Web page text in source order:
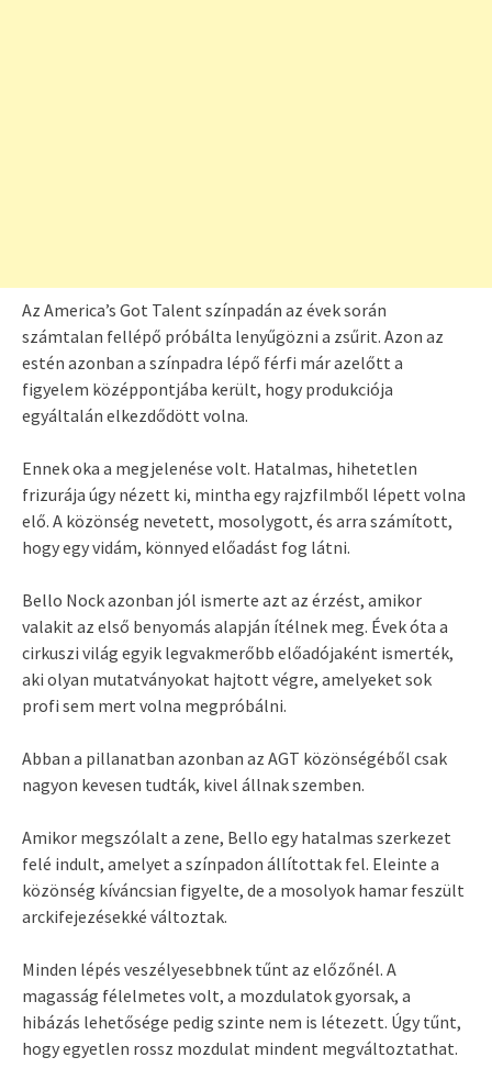
Az America’s Got Talent színpadán az évek során
számtalan fellépő próbálta lenyűgözni a zsűrit. Azon az
estén azonban a színpadra lépő férfi már azelőtt a
figyelem középpontjába került, hogy produkciója
egyáltalán elkezdődött volna.
Ennek oka a megjelenése volt. Hatalmas, hihetetlen
frizurája úgy nézett ki, mintha egy rajzfilmből lépett volna
elő. A közönség nevetett, mosolygott, és arra számított,
hogy egy vidám, könnyed előadást fog látni.
Bello Nock azonban jól ismerte azt az érzést, amikor
valakit az első benyomás alapján ítélnek meg. Évek óta a
cirkuszi világ egyik legvakmerőbb előadójaként ismerték,
aki olyan mutatványokat hajtott végre, amelyeket sok
profi sem mert volna megpróbálni.
Abban a pillanatban azonban az AGT közönségéből csak
nagyon kevesen tudták, kivel állnak szemben.
Amikor megszólalt a zene, Bello egy hatalmas szerkezet
felé indult, amelyet a színpadon állítottak fel. Eleinte a
közönség kíváncsian figyelte, de a mosolyok hamar feszült
arckifejezésekké változtak.
Minden lépés veszélyesebbnek tűnt az előzőnél. A
magasság félelmetes volt, a mozdulatok gyorsak, a
hibázás lehetősége pedig szinte nem is létezett. Úgy tűnt,
hogy egyetlen rossz mozdulat mindent megváltoztathat.